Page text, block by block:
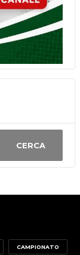
CERCA
CAMPIONATO